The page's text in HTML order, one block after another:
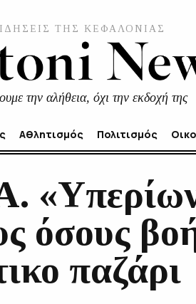
ΤΗΣ ΚΕΦΑΛΟΝΙΑΣ
την αλήθεια, όχι την εκδοχή της
Αθλητισμός Πολιτισμός
όσους
παζάρι